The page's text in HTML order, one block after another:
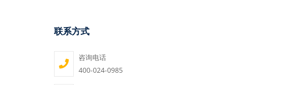
联系方式
咨询电话
400-024-0985